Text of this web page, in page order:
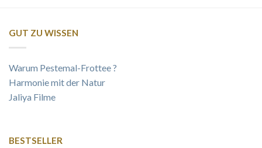
GUT ZU WISSEN
Warum Pestemal-Frottee ?
Harmonie mit der Natur
Jaliya Filme
BESTSELLER